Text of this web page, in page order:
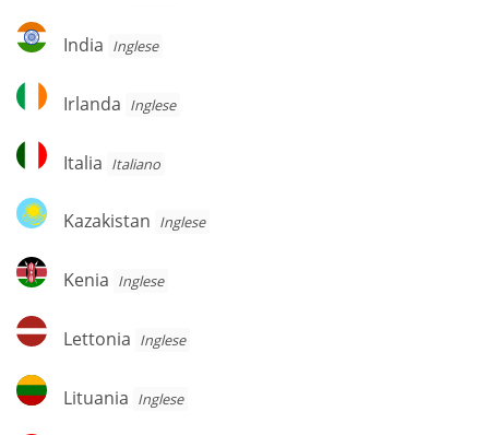
India
India Inglese
Irlanda
Irlanda Inglese
Italia
Italia Italiano
Kazakistan
Kazakistan Inglese
Kenia
Kenia Inglese
Lettonia
Lettonia Inglese
Lituania
Lituania Inglese